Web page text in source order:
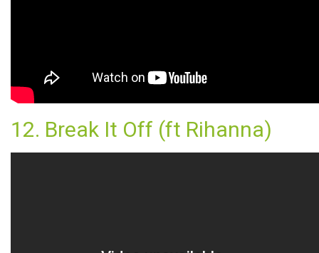
12. Break It Off (ft Rihanna)